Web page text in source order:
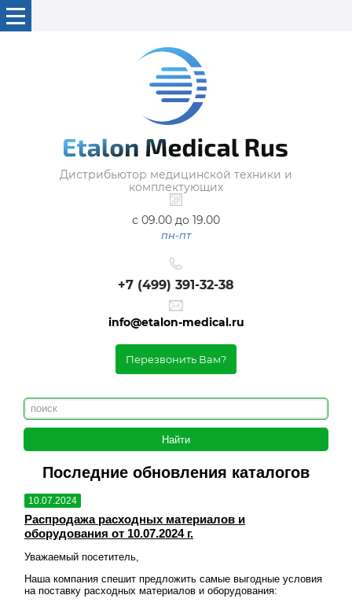
Дистрибьютор медицинской техники и
комплектующих
с 09.00 до 19.00
пн-пт
+7 (499) 391-32-38
info@etalon-medical.ru
Перезвонить Вам?
Последние обновления каталогов
10.07.2024
Распродажа расходных материалов и
оборудования от 10.07.2024 г.
Уважаемый посетитель,
Наша компания спешит предложить самые выгодные условия
на поставку расходных материалов и оборудования: